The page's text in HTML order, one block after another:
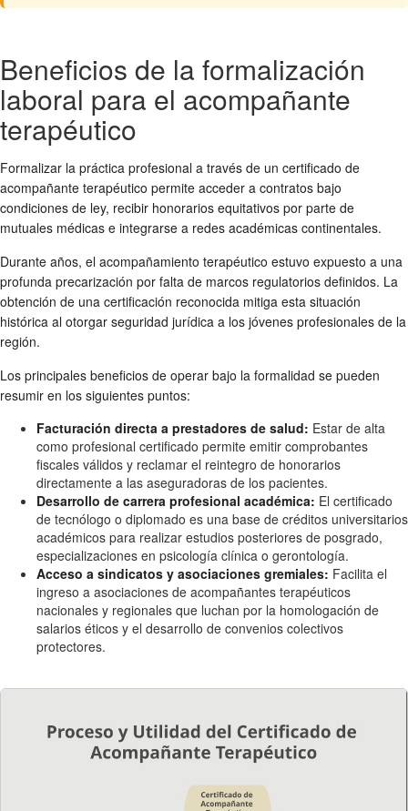
Beneficios de la formalización
laboral para el acompañante
terapéutico
Formalizar la práctica profesional a través de un certificado de
acompañante terapéutico permite acceder a contratos bajo
condiciones de ley, recibir honorarios equitativos por parte de
mutuales médicas e integrarse a redes académicas continentales.
Durante años, el acompañamiento terapéutico estuvo expuesto a una
profunda precarización por falta de marcos regulatorios definidos. La
obtención de una certificación reconocida mitiga esta situación
histórica al otorgar seguridad jurídica a los jóvenes profesionales de la
región.
Los principales beneficios de operar bajo la formalidad se pueden
resumir en los siguientes puntos:
Facturación directa a prestadores de salud: Estar de alta
como profesional certificado permite emitir comprobantes
fiscales válidos y reclamar el reintegro de honorarios
directamente a las aseguradoras de los pacientes.
Desarrollo de carrera profesional académica: El certificado
de tecnólogo o diplomado es una base de créditos universitarios
académicos para realizar estudios posteriores de posgrado,
especializaciones en psicología clínica o gerontología.
Acceso a sindicatos y asociaciones gremiales: Facilita el
ingreso a asociaciones de acompañantes terapéuticos
nacionales y regionales que luchan por la homologación de
salarios éticos y el desarrollo de convenios colectivos
protectores.